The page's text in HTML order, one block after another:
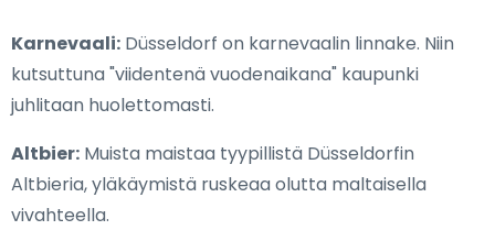
Karnevaali: Düsseldorf on karnevaalin linnake. Niin
kutsuttuna "viidentenä vuodenaikana" kaupunki
juhlitaan huolettomasti.
Altbier: Muista maistaa tyypillistä Düsseldorfin
Altbieria, yläkäymistä ruskeaa olutta maltaisella
vivahteella.